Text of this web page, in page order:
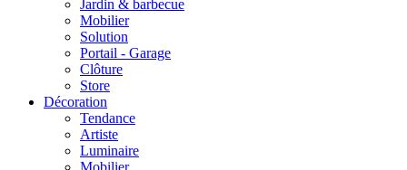
Jardin & barbecue
Mobilier
Solution
Portail - Garage
Clôture
Store
Décoration
Tendance
Artiste
Luminaire